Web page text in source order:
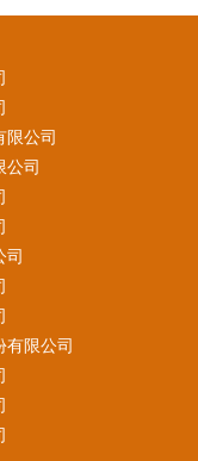
公司
公司
司
限公司